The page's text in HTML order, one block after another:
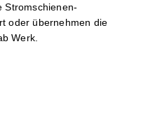
Stromschienen-
oder übernehmen die
Werk.